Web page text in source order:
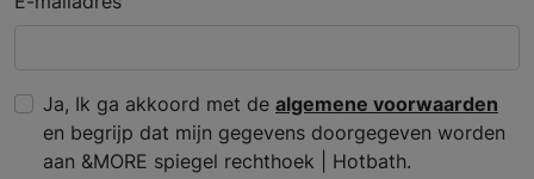
Ja, Ik ga akkoord met de algemene voorwaarden
en begrijp dat mijn gegevens doorgegeven worden
aan &MORE spiegel rechthoek | Hotbath.